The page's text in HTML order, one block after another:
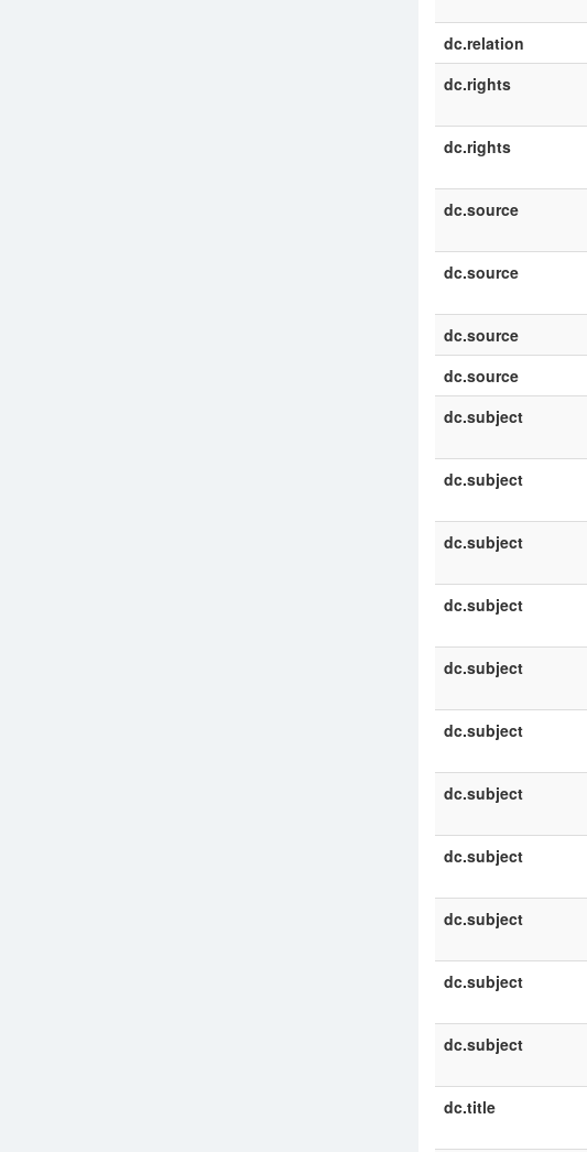
dc.relation
dc.rights
dc.rights
dc.source
dc.source
dc.source
dc.source
dc.subject
dc.subject
dc.subject
dc.subject
dc.subject
dc.subject
dc.subject
dc.subject
dc.subject
dc.subject
dc.subject
dc.title